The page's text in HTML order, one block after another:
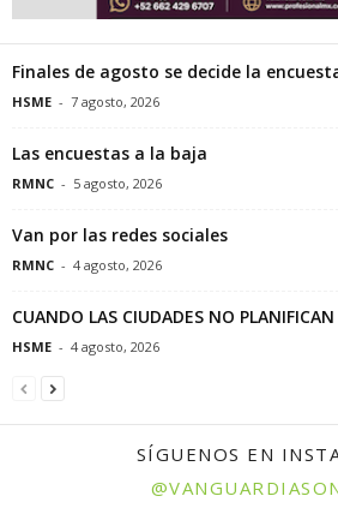
Finales de agosto se decide la
HSME - 7 agosto, 2026
Las encuestas a la baja
RMNC - 5 agosto, 2026
Van por las redes sociales
RMNC - 4 agosto, 2026
CUANDO LAS CIUDADES NO PLANIFICAN
HSME - 4 agosto, 2026
SÍGUENOS EN